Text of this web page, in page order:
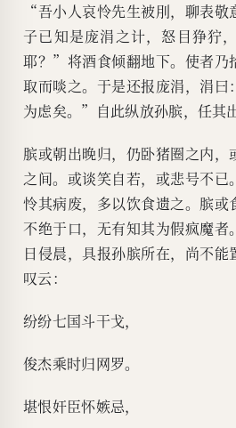
“吾小人哀怜先生被刖，聊表
子已知是庞涓之计，怒目狰狞
耶？”将酒食倾翻地下。使者乃
取而啖之。于是还报庞涓，涓
为虑矣。”自此纵放孙膑，任其
膑或朝出晚归，仍卧猪圈之内
之间。或谈笑自若，或悲号不已
怜其病废，多以饮食遗之。膑或
不绝于口，无有知其为假疯魔者
日侵晨，具报孙膑所在，尚不
叹云：
纷纷七国斗干戈，
俊杰乘时归网罗。
堪恨奸臣怀嫉忌，